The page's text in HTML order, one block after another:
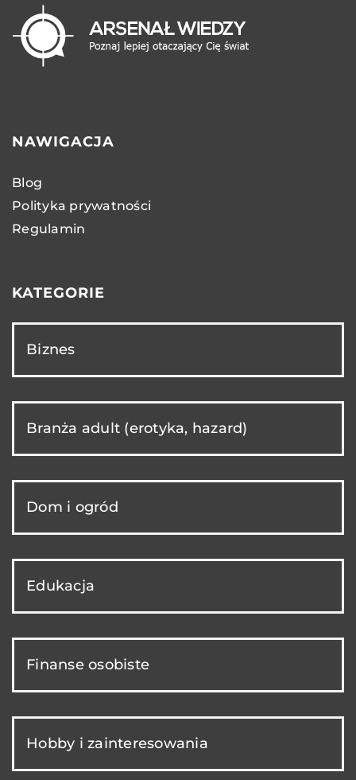
NAWIGACJA
Blog
Polityka prywatności
Regulamin
KATEGORIE
Biznes
Branża adult (erotyka, hazard)
Dom i ogród
Edukacja
Finanse osobiste
Hobby i zainteresowania